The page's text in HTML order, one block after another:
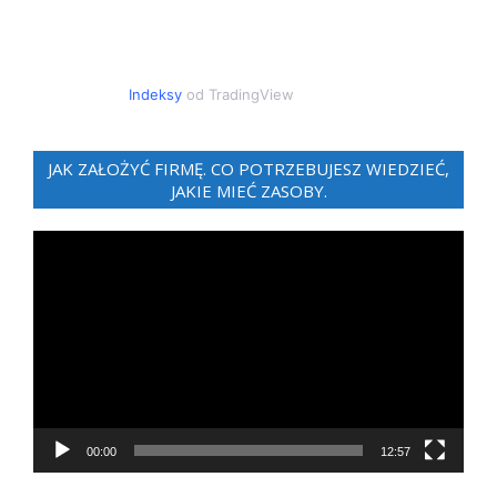
Indeksyod TradingView
JAK ZAŁOŻYĆ FIRMĘ. CO POTRZEBUJESZ WIEDZIEĆ,
JAKIE MIEĆ ZASOBY.
00:00 12:57